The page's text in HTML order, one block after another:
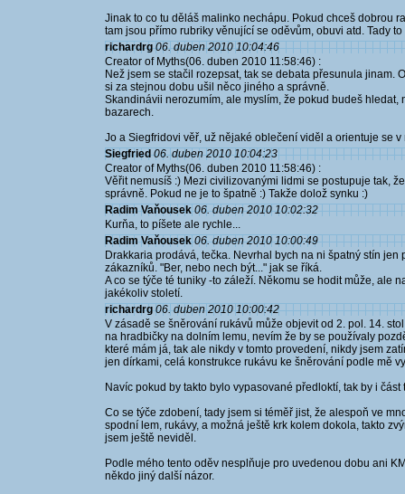
Jinak to co tu děláš malinko nechápu. Pokud chceš dobrou
tam jsou přímo rubriky věnující se oděvům, obuvi atd. Tady
richardrg 06. duben 2010 10:04:46
Creator of Myths(06. duben 2010 11:58:46) :
Než jsem se stačil rozepsat, tak se debata přesunula jinam.
si za stejnou dobu ušil něco jiného a správně.
Skandinávii nerozumím, ale myslím, že pokud budeš
bazarech.
Jo a Siegfridovi věř, už nějaké oblečení viděl a orientuje se v
Siegfried 06. duben 2010 10:04:23
Creator of Myths(06. duben 2010 11:58:46) :
Věřit nemusíš :) Mezi civilizovanými lidmi se postupuje tak,
správně. Pokud ne je to špatně :) Takže dolož synku :)
Radim Vaňousek 06. duben 2010 10:02:32
Kurňa, to píšete ale rychle...
Radim Vaňousek 06. duben 2010 10:00:49
Drakkaria prodává, tečka. Nevrhal bych na ni špatný stín
zákazníků. "Ber, nebo nech být..." jak se říká.
A co se týče té tuniky -to záleží. Někomu se hodit může, ale
jakékoliv století.
richardrg 06. duben 2010 10:00:42
V zásadě se šněrování rukávů může objevit od 2. pol. 14.
na hradbičky na dolním lemu, nevím že by se používaly
které mám já, tak ale nikdy v tomto provedení, nikdy jsem
jen dírkami, celá konstrukce rukávu ke šněrování podle mě
Navíc pokud by takto bylo vypasované předloktí, tak by i
Co se týče zdobení, tady jsem si téměř jist, že alespoň ve
spodní lem, rukávy, a možná ještě krk kolem dokola, takto
jsem ještě neviděl.
Podle mého tento oděv nesplňuje pro uvedenou dobu ani
někdo jiný další názor.